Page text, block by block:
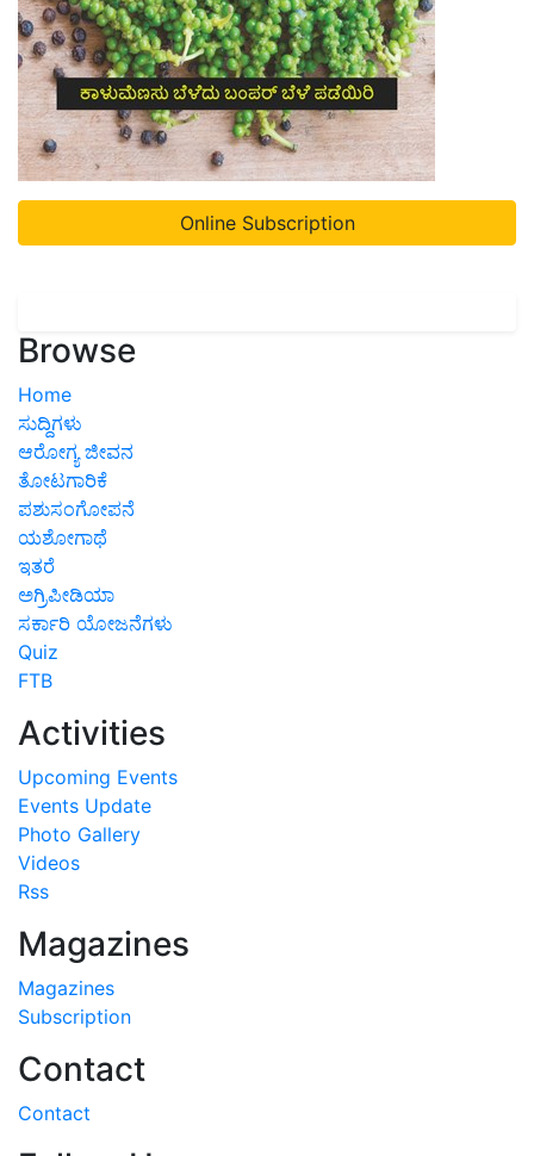
Online Subscription
Browse
Home
ಸುದ್ದಿಗಳು
ಆರೋಗ್ಯ ಜೀವನ
ತೋಟಗಾರಿಕೆ
ಪಶುಸಂಗೋಪನೆ
ಯಶೋಗಾಥೆ
ಇತರೆ
ಅಗ್ರಿಪೀಡಿಯಾ
ಸರ್ಕಾರಿ ಯೋಜನೆಗಳು
Quiz
FTB
Activities
Upcoming Events
Events Update
Photo Gallery
Videos
Rss
Magazines
Magazines
Subscription
Contact
Contact